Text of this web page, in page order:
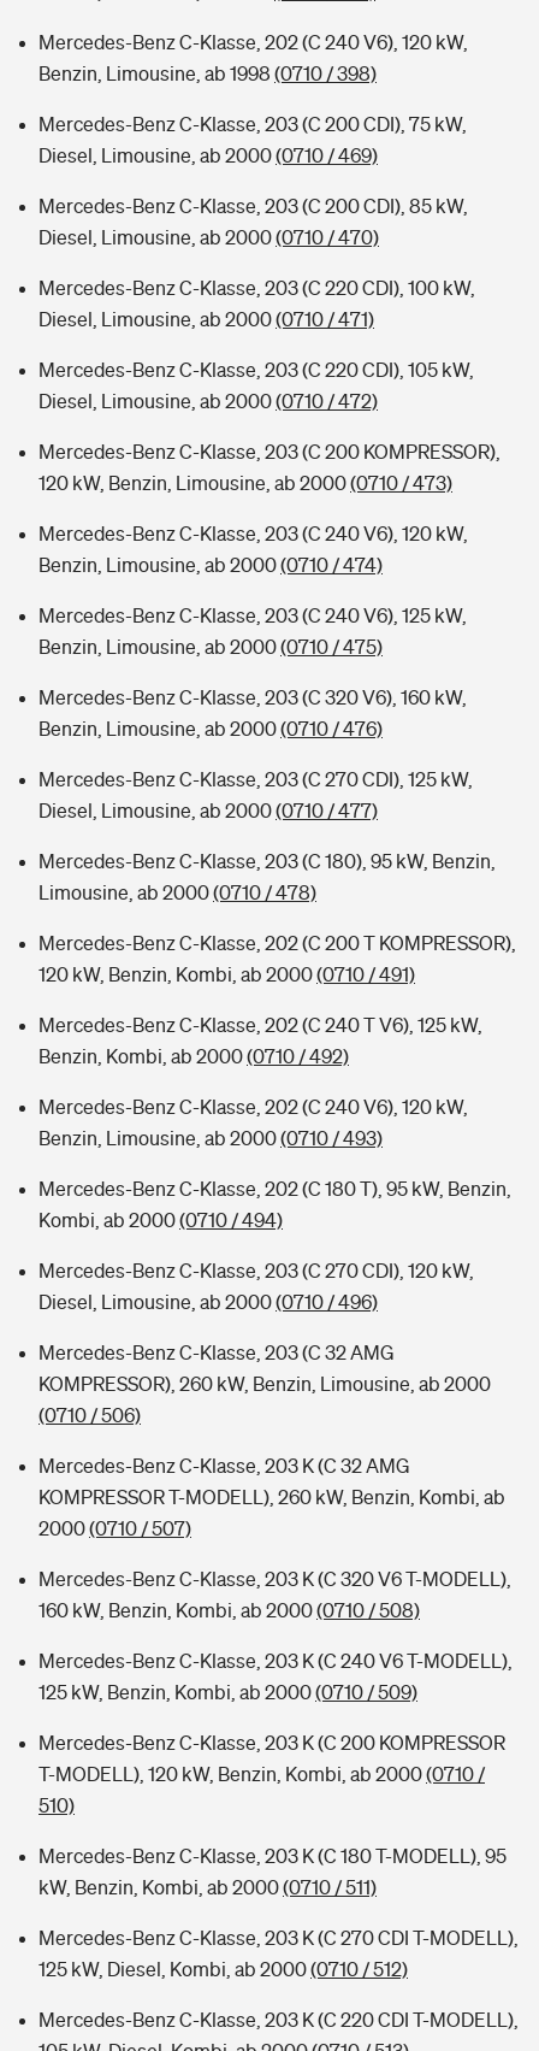
Mercedes-Benz C-Klasse, 202 (C 240 V6), 120 kW,
Benzin, Limousine, ab 1998 (0710 / 398)
Mercedes-Benz C-Klasse, 203 (C 200 CDI), 75 kW,
Diesel, Limousine, ab 2000(0710 / 469)
Mercedes-Benz C-Klasse, 203 (C 200 CDI), 85 kW,
Diesel, Limousine, ab 2000(0710 / 470)
Mercedes-Benz C-Klasse, 203 (C 220 CDI), 100 kW,
Diesel, Limousine, ab 2000(0710 / 471)
Mercedes-Benz C-Klasse, 203 (C 220 CDI), 105 kW,
Diesel, Limousine, ab 2000(0710 / 472)
Mercedes-Benz C-Klasse, 203 (C 200 KOMPRESSOR),
120 kW, Benzin, Limousine, ab 2000(0710 / 473)
Mercedes-Benz C-Klasse, 203 (C 240 V6), 120 kW,
Benzin, Limousine, ab 2000(0710 / 474)
Mercedes-Benz C-Klasse, 203 (C 240 V6), 125 kW,
Benzin, Limousine, ab 2000(0710 / 475)
Mercedes-Benz C-Klasse, 203 (C 320 V6), 160 kW,
Benzin, Limousine, ab 2000(0710 / 476)
Mercedes-Benz C-Klasse, 203 (C 270 CDI), 125 kW,
Diesel, Limousine, ab 2000(0710 / 477)
Mercedes-Benz C-Klasse, 203 (C 180), 95 kW, Benzin,
Limousine, ab 2000(0710 / 478)
Mercedes-Benz C-Klasse, 202 (C 200 T KOMPRESSOR),
120 kW, Benzin, Kombi, ab 2000(0710 / 491)
Mercedes-Benz C-Klasse, 202 (C 240 T V6), 125 kW,
Benzin, Kombi, ab 2000(0710 / 492)
Mercedes-Benz C-Klasse, 202 (C 240 V6), 120 kW,
Benzin, Limousine, ab 2000(0710 / 493)
Mercedes-Benz C-Klasse, 202 (C 180 T), 95 kW, Benzin,
Kombi, ab 2000(0710 / 494)
Mercedes-Benz C-Klasse, 203 (C 270 CDI), 120 kW,
Diesel, Limousine, ab 2000(0710 / 496)
Mercedes-Benz C-Klasse, 203 (C 32 AMG
KOMPRESSOR), 260 kW, Benzin, Limousine, ab 2000
(0710 / 506)
Mercedes-Benz C-Klasse, 203 K (C 32 AMG
KOMPRESSOR T-MODELL), 260 kW, Benzin, Kombi, ab
2000(0710 / 507)
Mercedes-Benz C-Klasse, 203 K (C 320 V6 T-MODELL),
160 kW, Benzin, Kombi, ab 2000(0710 / 508)
Mercedes-Benz C-Klasse, 203 K (C 240 V6 T-MODELL),
125 kW, Benzin, Kombi, ab 2000(0710 / 509)
Mercedes-Benz C-Klasse, 203 K (C 200 KOMPRESSOR
T-MODELL), 120 kW, Benzin, Kombi, ab 2000(0710 /
510)
Mercedes-Benz C-Klasse, 203 K (C 180 T-MODELL), 95
kW, Benzin, Kombi, ab 2000(0710 / 511)
Mercedes-Benz C-Klasse, 203 K (C 270 CDI T-MODELL),
125 kW, Diesel, Kombi, ab 2000(0710 / 512)
Mercedes-Benz C-Klasse, 203 K (C 220 CDI T-MODELL),